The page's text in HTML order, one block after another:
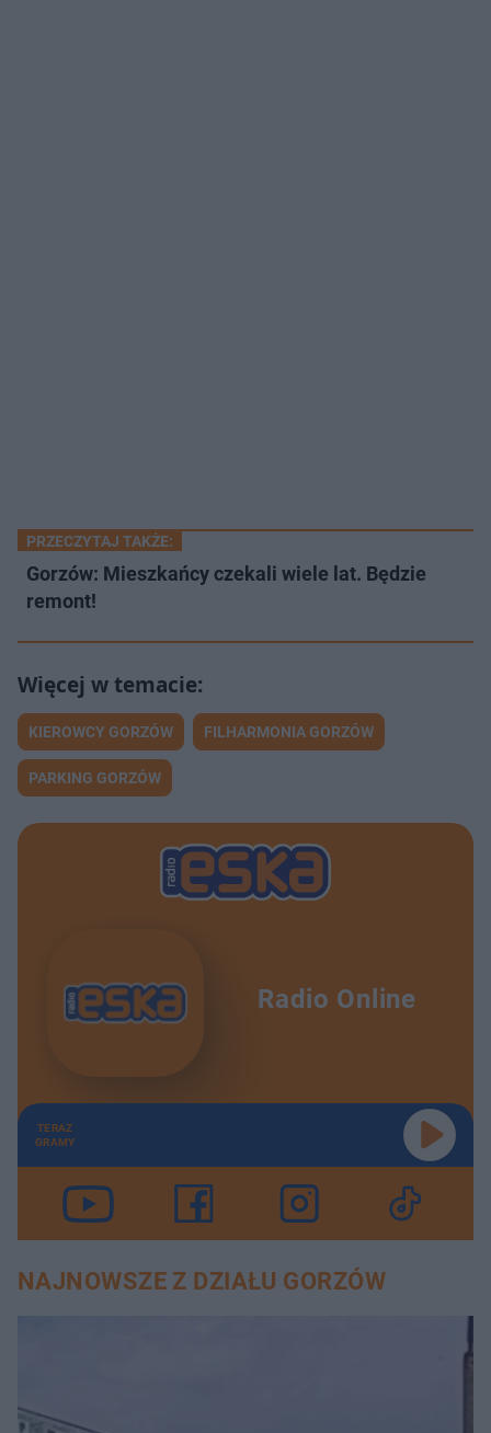
PRZECZYTAJ TAKŻE:
Gorzów: Mieszkańcy czekali wiele lat. Będzie
remont!
KIEROWCY GORZÓW FILHARMONIA GORZÓW
PARKING GORZÓW
Radio Online
TERAZ
GRAMY
NAJNOWSZE Z DZIAŁU GORZÓW